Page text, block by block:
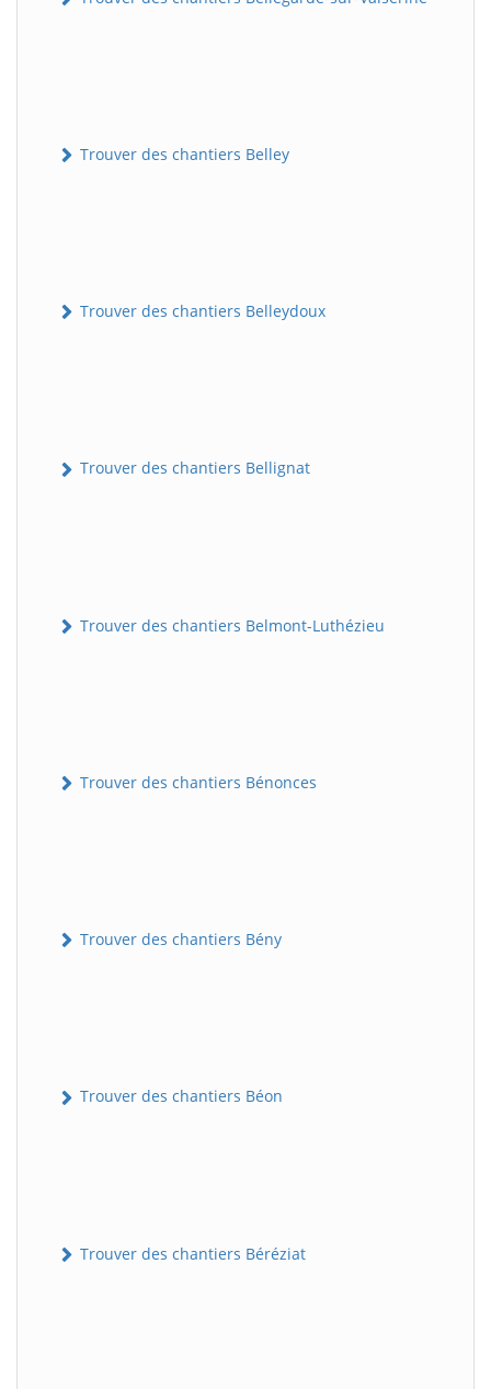
Trouver des chantiers Belley
Trouver des chantiers Belleydoux
Trouver des chantiers Bellignat
Trouver des chantiers Belmont-Luthézieu
Trouver des chantiers Bénonces
Trouver des chantiers Bény
Trouver des chantiers Béon
Trouver des chantiers Béréziat